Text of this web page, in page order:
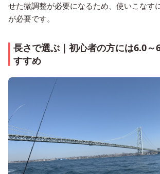
せた微調整が必要になるため、使いこなす
が必要です。
長さで選ぶ｜初心者の方には6.0
すすめ